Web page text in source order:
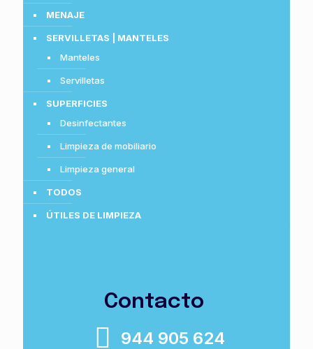
MENAJE
SERVILLETAS | MANTELES
Manteles
Servilletas
SUPERFICIES
Desinfectantes
Limpieza de mobiliario
Limpieza general
TODOS
ÚTILES DE LIMPIEZA
MascarillasContacto
944 905 624